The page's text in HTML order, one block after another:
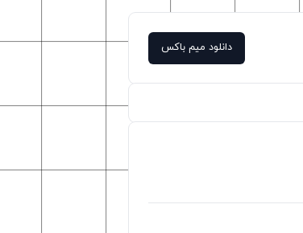
دانلود میم باکس